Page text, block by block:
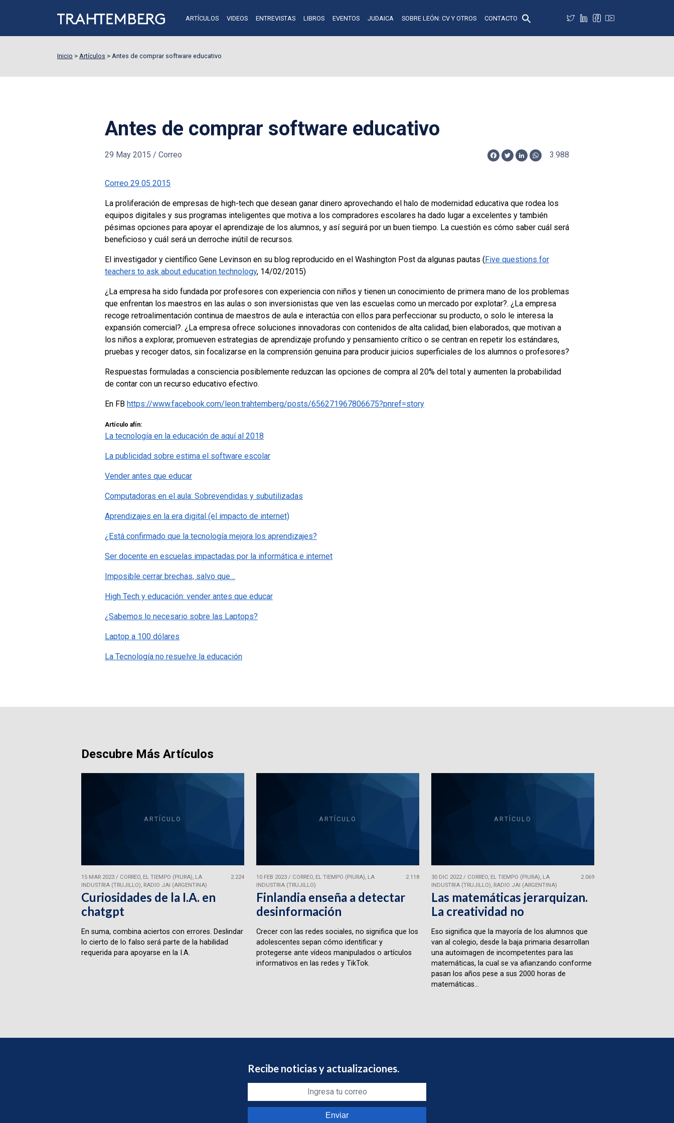
ARTÍCULOS VIDEOS ENTREVISTAS LIBROS EVENTOS JUDAICA SOBRE LEÓN: CV Y OTROS CONTACTO
Inicio > Artículos > Antes de comprar software educativo
Antes de comprar software educativo
29 May 2015 / Correo
Facebook
TwitterLinkedInWhatsApp
3.988
Correo 29 05 2015
La proliferación de empresas de high-tech que desean ganar dinero aprovechando el halo de modernidad educativa que rodea los
equipos digitales y sus programas inteligentes que motiva a los compradores escolares ha dado lugar a excelentes y también
pésimas opciones para apoyar el aprendizaje de los alumnos, y así seguirá por un buen tiempo. La cuestión es cómo saber cuál será
beneficioso y cuál será un derroche inútil de recursos.
El investigador y científico Gene Levinson en su blog reproducido en el Washington Post da algunas pautas (Five questions for
teachers to ask about education technology, 14/02/2015)
¿La empresa ha sido fundada por profesores con experiencia con niños y tienen un conocimiento de primera mano de los problemas
que enfrentan los maestros en las aulas o son inversionistas que ven las escuelas como un mercado por explotar?. ¿La empresa
recoge retroalimentación continua de maestros de aula e interactúa con ellos para perfeccionar su producto, o solo le interesa la
expansión comercial?. ¿La empresa ofrece soluciones innovadoras con contenidos de alta calidad, bien elaborados, que motivan a
los niños a explorar, promueven estrategias de aprendizaje profundo y pensamiento crítico o se centran en repetir los estándares,
pruebas y recoger datos, sin focalizarse en la comprensión genuina para producir juicios superficiales de los alumnos o profesores?
Respuestas formuladas a consciencia posiblemente reduzcan las opciones de compra al 20% del total y aumenten la probabilidad
de contar con un recurso educativo efectivo.
En FB https://www.facebook.com/leon.trahtemberg/posts/656271967806675?pnref=story
Artículo afín:
La tecnología en la educación de aquí al 2018
La publicidad sobre estima el software escolar
Vender antes que educar
Computadoras en el aula: Sobrevendidas y subutilizadas
Aprendizajes en la era digital (el impacto de internet)
¿Está confirmado que la tecnología mejora los aprendizajes?
Ser docente en escuelas impactadas por la informática e internet
Imposible cerrar brechas, salvo que…
High Tech y educación: vender antes que educar
¿Sabemos lo necesario sobre las Laptops?
Laptop a 100 dólares
La Tecnología no resuelve la educación
Descubre Más Artículos
ARTÍCULO
15 MAR 2023/ CORREO, EL TIEMPO (PIURA), LA
INDUSTRIA (TRUJILLO), RADIO JAI (ARGENTINA)
2.224
Curiosidades de la I.A. en
chatgpt
En suma, combina aciertos con errores. Deslindar
lo cierto de lo falso será parte de la habilidad
requerida para apoyarse en la I.A.
ARTÍCULO
10 FEB 2023/ CORREO, EL TIEMPO (PIURA), LA
INDUSTRIA (TRUJILLO)
2.118
Finlandia enseña a detectar
desinformación
Crecer con las redes sociales, no significa que los
adolescentes sepan cómo identificar y
protegerse ante vídeos manipulados o artículos
informativos en las redes y TikTok.
ARTÍCULO
30 DIC 2022/ CORREO, EL TIEMPO (PIURA), LA
INDUSTRIA (TRUJILLO), RADIO JAI (ARGENTINA)
2.069
Las matemáticas jerarquizan.
La creatividad no
Eso significa que la mayoría de los alumnos que
van al colegio, desde la baja primaria desarrollan
una autoimagen de incompetentes para las
matemáticas, la cual se va afianzando conforme
pasan los años pese a sus 2000 horas de
matemáticas...
Recibe noticias y actualizaciones.